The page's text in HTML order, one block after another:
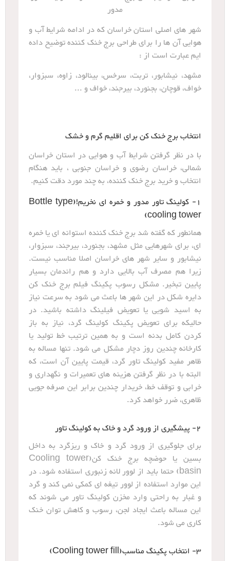
مدور
شهر های اصلی استان خراسان که در ادامه شرایط آب و
هوایی آن ها را برای طراحی برج خنک کننده توضیح داده
ایم عبارت است از :
مشهد، نیشابور، تربت، سرخس، بینالود، زاوه، سبزوار،
خواف، قوچان، بجنورد، بیرجند، خواف و ...
انتخاب برج خنک کن برای اقلیم گرم و خشک
با در نظر گرفتن شرایط آب و هوایی در استان خراسان
شمالی، خراسان رضوی و خراسان جنوبی ، باید هنگام
انتخاب و خرید برج خنک کننده، به چند مورد دقت کنیم.
1- کولینگ تاور مدور و خمره ای نخریم!(Bottle type
cooling tower)
همانطور که گفته شد برج خنک کننده استوانه ای یا خمره
ای، برای شهرهایی مثل مشهد، بجنورد، بیرجند، سبزوار،
نیشابور و سایر شهر های خراسان اصلا مناسب نیست.
زیرا هم مصرف آب بالایی دارد و هم راندمان بسیار
پایین تبخیر. مشکل رسوب پکینگ فیلم برج خنک کن
دایره شکل در این شهر ها باعث می شود به سرعت نیاز
به اسید شویی یا تعویض فیلینگ داشته باشید. در
حالیکه برای تعویض پکینگ کولینگ گرد، نیاز به باز
کردن کامل بدنه است و به همین ترتیب خط تولید یا
کارخانه چندین روز دچار مشکل می شود. تنها مساله به
ظاهر مفید کولینگ تاور گرد، قیمت پایین آن است، که
البته با در نظر گرفتن هزینه های تعمیرات و نگهداری و
خرابی و توقف خط، خریدار چندین برابر این صرفه جویی
ظاهری، ضرر خواهد کرد.
2- پیشگیری از ورود گرد و خاک به کولینگ تاور
برای جلوگیری از ورود گرد و خاک و ریزگرد به داخل
بسین یا حوضچه برج خنک کن(Cooling tower
basin) حتما باید از لوور لانه زنبوری استفاده شود. در
این موارد استفاده از لوور تیغه ای کمکی نمی کند و گرد
و غبار به راحتی وارد مخزن کولینگ تاور می شوند که
این مساله باعث ایجاد لجن، رسوب و کاهش توان خنک
کاری می شود.
3- انتخاب پکینگ مناسب(Cooling tower fill)